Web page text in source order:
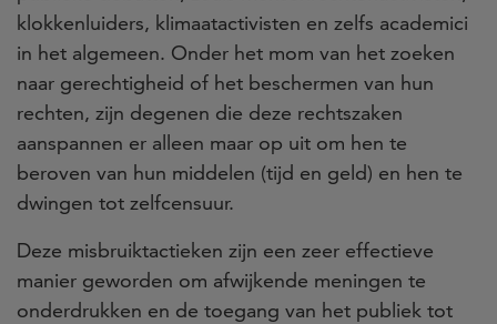
klokkenluiders, klimaatactivisten en zelfs academici
in het algemeen. Onder het mom van het zoeken
naar gerechtigheid of het beschermen van hun
rechten, zijn degenen die deze rechtszaken
aanspannen er alleen maar op uit om hen te
beroven van hun middelen (tijd en geld) en hen te
dwingen tot zelfcensuur.
Deze misbruiktactieken zijn een zeer effectieve
manier geworden om afwijkende meningen te
onderdrukken en de toegang van het publiek tot